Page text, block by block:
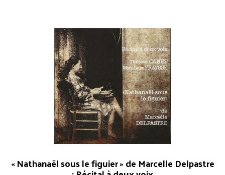
« Nathanaël sous le figuier » de Marcelle Delpastre